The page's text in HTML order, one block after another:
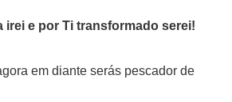
irei e por Ti transformado serei!
em diante serás pescador de